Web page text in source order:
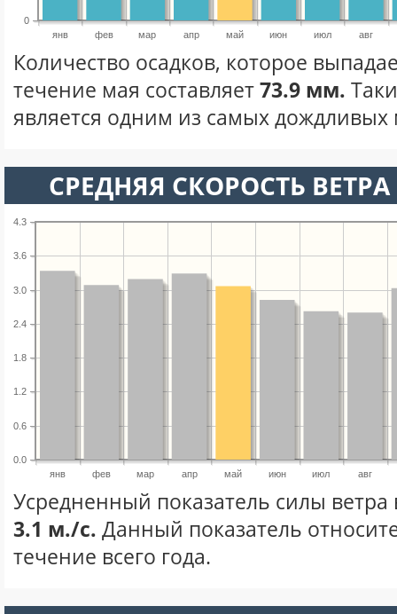
янв фев мар апр май июн июл авг
0
Количество осадков, которое
течение мая составляет73.9 мм.
является одним из самых дождливых
СРЕДНЯЯ СКОРОСТЬ
янв фев мар апр май июн июл авг
0.0
0.6
1.2
1.8
2.4
3.0
3.6
4.3
Усредненный показатель силы ветра
3.1 м./с. Данный показатель
течение всего года.